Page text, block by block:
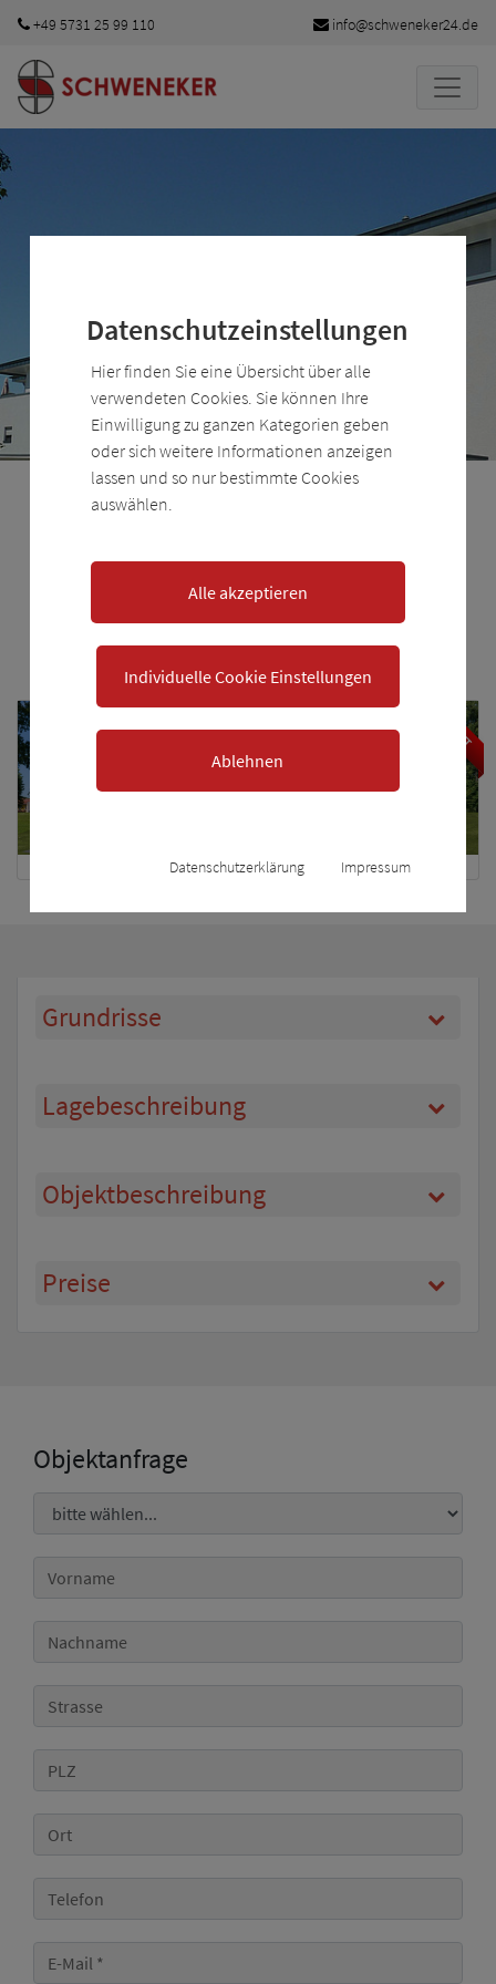
Zum Hauptinhalt springen
Datenschutzeinstellungen
Hier finden Sie eine Übersicht über alle
verwendeten Cookies. Sie können Ihre
Einwilligung zu ganzen Kategorien geben
oder sich weitere Informationen anzeigen
lassen und so nur bestimmte Cookies
auswählen.
Alle akzeptieren
Individuelle Cookie Einstellungen
Ablehnen
Datenschutzerklärung Impressum
+49 5731 25 99 110 info@schweneker24.de
Schweneker -
Wohnungsbau
MITTEN IN LÖHNE-
GOHFELD
VERKAUFT
Grundrisse
Lagebeschreibung
Objektbeschreibung
Preise
Objektanfrage
Anrede
Vorname
Nachname
Strasse
PLZ
Ort
Telefon
E-Mail